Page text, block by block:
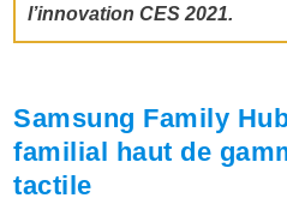
l’innovation CES 2021.
Samsung Family
familial haut de
tactile